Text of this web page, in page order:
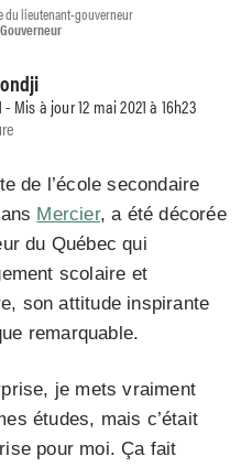
du lieutenant-gouverneur
- Mis à jour 12 mai 2021 à 16h23
de l’école secondaire
Mercier, a été décorée
du Québec qui
scolaire et
son attitude inspirante
remarquable.
je mets vraiment
études, mais c’était
pour moi. Ça fait